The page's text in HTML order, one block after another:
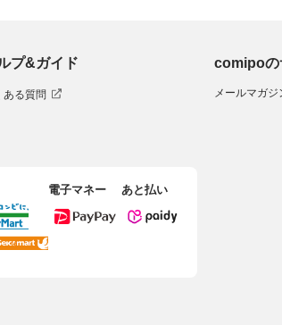
プ&ガイド
ある質問
comipoの
メールマガジ
電子マネー あと払い